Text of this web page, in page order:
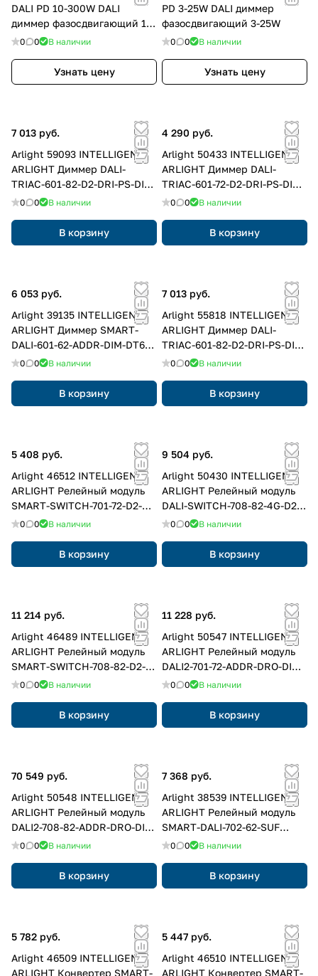
DALI PD 10-300W DALI
диммер фазосдвигающий 10-
300W
0 0 В наличии
Узнать цену
PD 3-25W DALI диммер
фазосдвигающий 3-25W
0 0 В наличии
Узнать цену
7 013 руб.
Arlight 59093 INTELLIGENT
ARLIGHT Диммер DALI-
TRIAC-601-82-D2-DRI-PS-DIN
Black (230V, 1x1.5A) (IARL,
0 0 В наличии
В корзину
4 290 руб.
Arlight 50433 INTELLIGENT
ARLIGHT Диммер DALI-
TRIAC-601-72-D2-DRI-PS-DIN
White (230V, 1x1.5A) (IARL,
0 0 В наличии
В корзину
6 053 руб.
Arlight 39135 INTELLIGENT
ARLIGHT Диммер SMART-
DALI-601-62-ADDR-DIM-DT6-
DRI-PD-IN (230V, 1x1.5A)
0 0 В наличии
В корзину
7 013 руб.
Arlight 55818 INTELLIGENT
ARLIGHT Диммер DALI-
TRIAC-601-82-D2-DRI-PS-DIN
White (230V, 1x1.5A) (IARL,
0 0 В наличии
В корзину
5 408 руб.
Arlight 46512 INTELLIGENT
ARLIGHT Релейный модуль
SMART-SWITCH-701-72-D2-
SUF (230V, 10A, DALI) (IARL,
0 0 В наличии
В корзину
9 504 руб.
Arlight 50430 INTELLIGENT
ARLIGHT Релейный модуль
DALI-SWITCH-708-82-4G-D2-
DRO-RDM-DIN Black (230V,
Пластик, 5 лет)
0 0 В наличии
В корзину
11 214 руб.
Arlight 46489 INTELLIGENT
ARLIGHT Релейный модуль
SMART-SWITCH-708-82-D2-
DIN (230V, 8x10A, DALI,
0 0 В наличии
В корзину
11 228 руб.
Arlight 50547 INTELLIGENT
ARLIGHT Релейный модуль
DALI2-701-72-ADDR-DRO-DIN
Grey (230V, 1x16A) (IARL, DIN-
0 0 В наличии
В корзину
70 549 руб.
Arlight 50548 INTELLIGENT
ARLIGHT Релейный модуль
DALI2-708-82-ADDR-DRO-DIN
Grey (230V, 8x16A) (IARL, IP20
0 0 В наличии
В корзину
7 368 руб.
Arlight 38539 INTELLIGENT
ARLIGHT Релейный модуль
SMART-DALI-702-62-SUF
(230V, 2x5A) (IARL, IP20
0 0 В наличии
В корзину
5 782 руб.
Arlight 46509 INTELLIGENT
ARLIGHT Конвертер SMART-
5 447 руб.
Arlight 46510 INTELLIGENT
ARLIGHT Конвертер SMART-